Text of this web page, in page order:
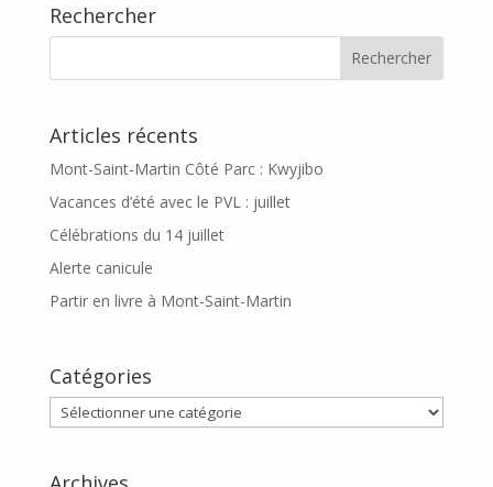
Rechercher
Articles récents
Mont-Saint-Martin Côté Parc : Kwyjibo
Vacances d’été avec le PVL : juillet
Célébrations du 14 juillet
Alerte canicule
Partir en livre à Mont-Saint-Martin
Catégories
Catégories